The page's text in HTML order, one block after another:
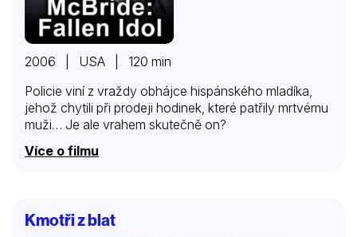
2006 | USA | 120 min
Policie viní z vraždy obhájce hispánského mladíka,
jehož chytili při prodeji hodinek, které patřily mrtvému
muži… Je ale vrahem skutečně on?
Více o filmu
Kmotři z blat